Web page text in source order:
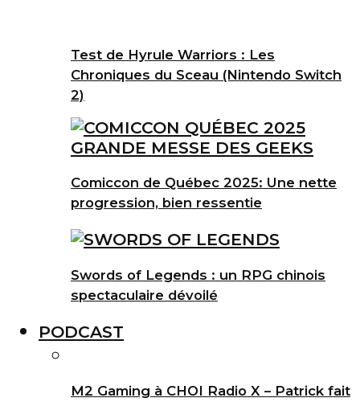
Test de Hyrule Warriors : Les
Chroniques du Sceau (Nintendo Switch
2)
Comiccon de Québec 2025: Une nette
progression, bien ressentie
Swords of Legends : un RPG chinois
spectaculaire dévoilé
PODCAST
M2 Gaming à CHOI Radio X – Patrick fait